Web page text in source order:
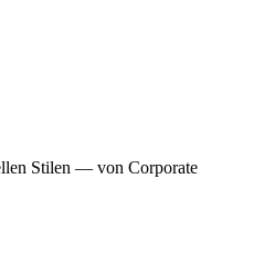
Stilen — von Corporate